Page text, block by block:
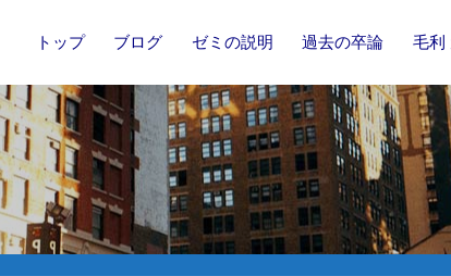
トップ ブログ ゼミの説明 過去の卒論 毛利